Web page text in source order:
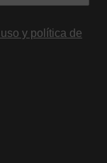
y política de